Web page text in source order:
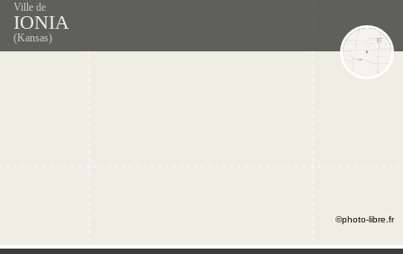
Ville de
IONIA
(Kansas)
©photo-libre.fr